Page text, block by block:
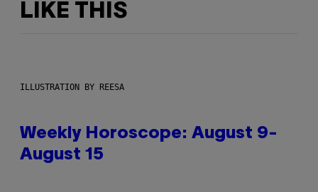
LIKE THIS
ILLUSTRATION BY REESA
Weekly Horoscope: August 9-
August 15